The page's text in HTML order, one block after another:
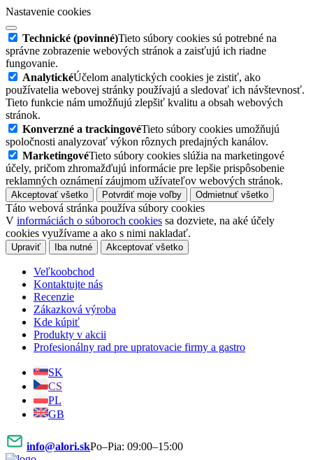
Nastavenie cookies
Technické (povinné)Tieto súbory cookies sú potrebné na
správne zobrazenie webových stránok a zaisťujú ich riadne
fungovanie.
AnalytickéÚčelom analytických cookies je zistiť, ako
používatelia webovej stránky používajú a sledovať ich návštevnosť.
Tieto funkcie nám umožňujú zlepšiť kvalitu a obsah webových
stránok.
Konverzné a trackingovéTieto súbory cookies umožňujú
spoločnosti analyzovať výkon rôznych predajných kanálov.
MarketingovéTieto súbory cookies slúžia na marketingové
účely, pričom zhromažďujú informácie pre lepšie prispôsobenie
reklamných oznámení záujmom užívateľov webových stránok.
Akceptovať všetko Potvrdiť moje voľby Odmietnuť všetko
Táto webová stránka používa súbory cookies
V informáciách o súboroch cookies sa dozviete, na aké účely
cookies využívame a ako s nimi nakladať.
Upraviť Iba nutné Akceptovať všetko
Veľkoobchod
Kontaktujte nás
Recenzie
Zákazková výroba
Kde kúpiť
Produkty v akcii
Profesionálny rad pre upratovacie firmy a gastro
SK
CS
PL
GB
info@alori.skPo–Pia: 09:00–15:00